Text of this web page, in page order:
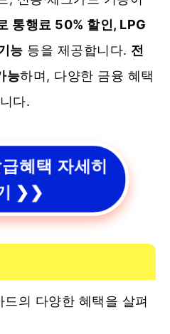
통행료 50% 할인, LPG
능 등을 제공합니다. 전
능하며, 다양한 금융 혜택
다.
혜택 자세히
❯❯
의 다양한 혜택을 살펴